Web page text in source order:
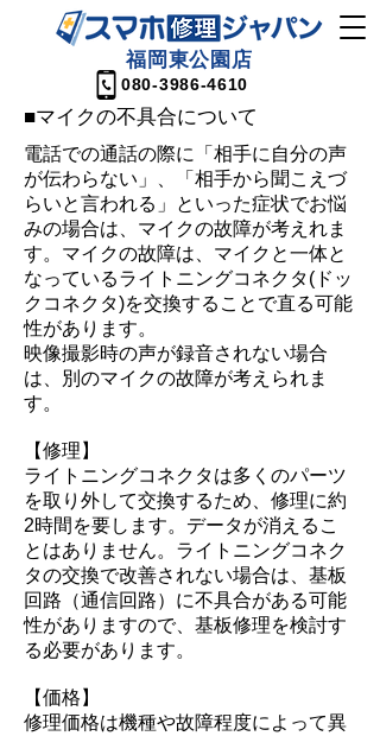
080-3986-4610
福岡東公園店
■マイクの不具合について
​電話での通話の際に「相手に自分の声
が伝わらない」、「相手から聞こえづ
らいと言われる」
といった症状でお悩
みの場合は、マイクの故障が考えれま
す。マイクの故障は、マイクと一体と
なっているライトニングコネクタ(ドッ
クコネクタ)を交換することで直る可能
性があります。
​映像撮影時の声が録音されない場合
は、別のマイクの故障が考えられま
す。
【修理】
ライトニングコネクタは多くのパーツ
を取り外して交換するため、修理に約
2時間を要します。データが消えるこ
とはありません。ライトニングコネク
タの交換で改善されない場合は、基板
回路（通信回路）に不具合がある可能
性がありますので、基板修理を検討す
る必要があります。
【価格】
修理価格は機種や故障程度によって異